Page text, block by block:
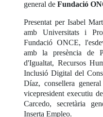
general deFundació
Presentat per Isabel
amb Universitats i
Fundació ONCE,
amb la presència de
d'Igualtat, Recursos
Inclusió Digital del
Díaz, consellera
vicepresident executiu
Carcedo, secretària
Inserta Empleo.